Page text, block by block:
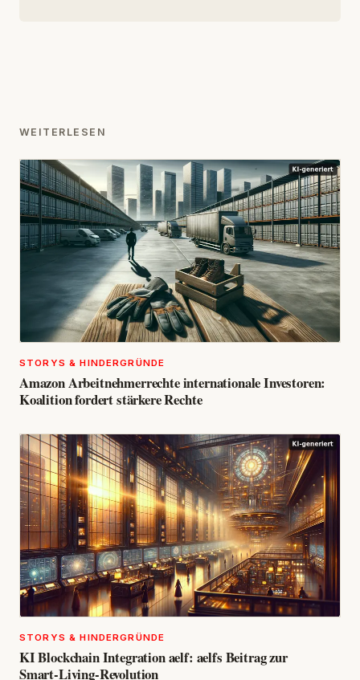
WEITERLESEN
STORYS & HINDERGRÜNDE
Amazon Arbeitnehmerrechte internationale Investoren:
Koalition fordert stärkere Rechte
STORYS & HINDERGRÜNDE
KI Blockchain Integration aelf: aelfs Beitrag zur
Smart‑Living‑Revolution